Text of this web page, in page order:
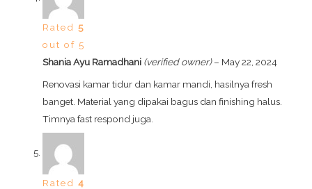
Rated5
out of 5
Shania Ayu Ramadhani (verified owner) – May 22, 2024
Renovasi kamar tidur dan kamar mandi, hasilnya fresh
banget. Material yang dipakai bagus dan finishing halus.
Timnya fast respond juga.
Rated4